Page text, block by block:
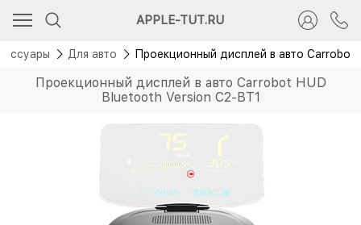
APPLE-TUT.RU
Для авто Проекционный дисплей в авто Carrobot
Проекционный дисплей в авто Carrobot HUD
Bluetooth Version C2-BT1